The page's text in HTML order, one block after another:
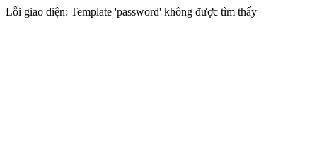
Lỗi giao diện: Template 'password' không được tìm thấy